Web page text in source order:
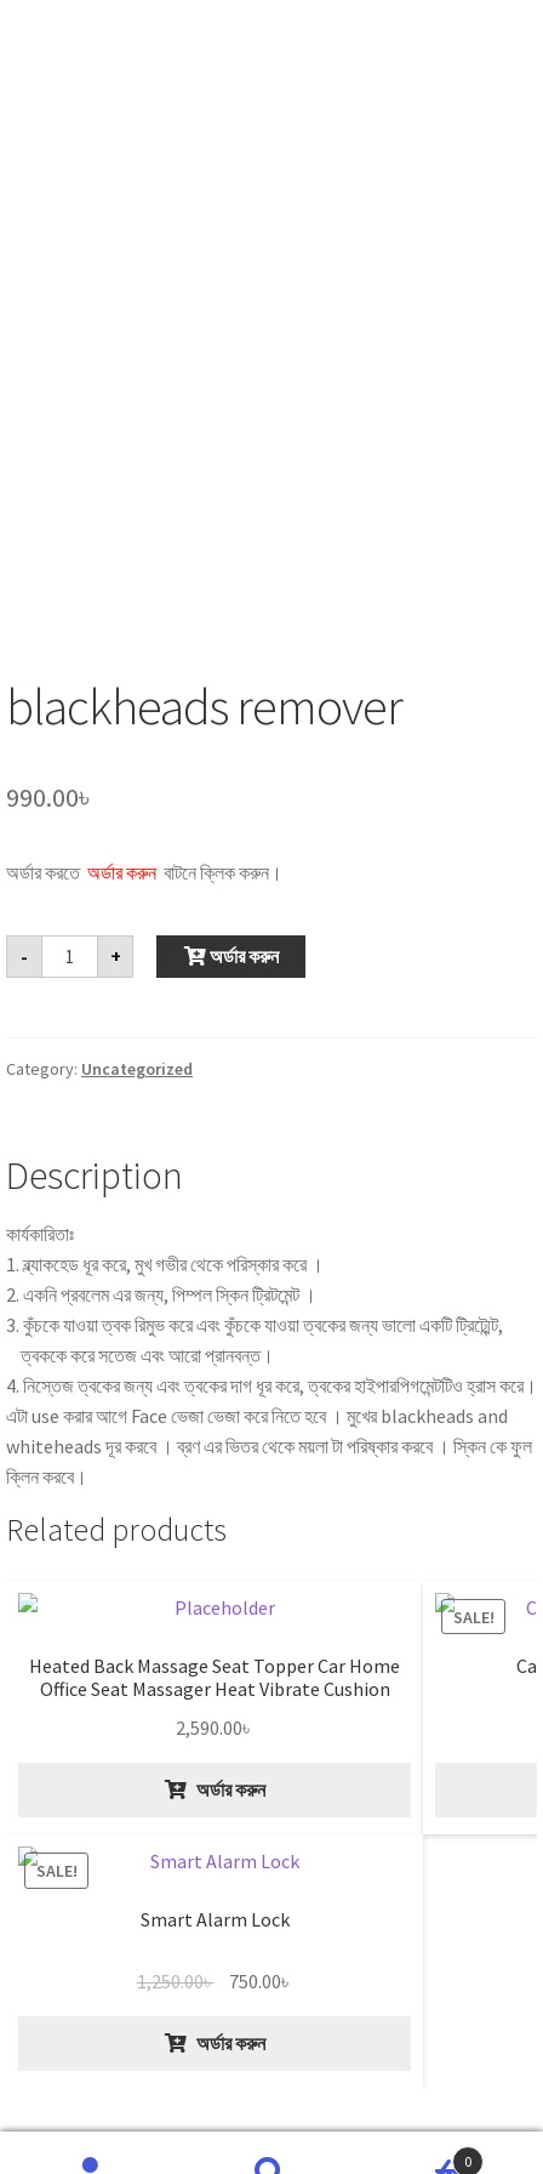
blackheads remover
990.00৳
অর্ডার করতে অর্ডার করুনবাটনে ক্লিক করুন।
-
blackheads
remover
quantity
+ অর্ডার করুন
Category: Uncategorized
Description
কার্যকারিতাঃ
1. ব্ল্যাকহেড ধূর করে, মুখ গভীর থেকে পরিস্কার করে ।
2. একনি প্রবলেম এর জন্য, পিম্পল স্কিন ট্রিটমেন্ট ।
3. কুঁচকে যাওয়া ত্বক রিমুভ করে এবং কুঁচকে যাওয়া ত্বকের জন্য ভালো একটি ট্রিট্মেন্ট,
ত্বককে করে সতেজ এবং আরো প্রানবন্ত।
4. নিস্তেজ ত্বকের জন্য এবং ত্বকের দাগ ধূর করে, ত্বকের হাইপারপিগমেন্টটিও হ্রাস করে।
এটা use করার আগে Face ভেজা ভেজা করে নিতে হবে । মুখের blackheads and
whiteheads দূর করবে । ব্রণ এর ভিতর থেকে ময়লা টা পরিষ্কার করবে । স্কিন কে ফুল
ক্লিন করবে।
Related products
Heated Back Massage Seat Topper Car Home
Office Seat Massager Heat Vibrate Cushion
2,590.00৳
অর্ডার করুন
SALE!
Smart Alarm Lock
SALE!
1,250.00৳ Original
was:
750.00৳
অর্ডার করুন
Copyright © 2026 | Gulshan Shop BD 0